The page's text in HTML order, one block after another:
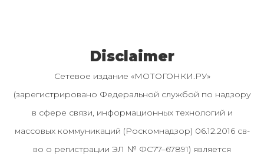
Disclaimer
Сетевое издание «МОТОГОНКИ.РУ»
(зарегистрировано Федеральной службой по надзору
в сфере связи, информационных технологий и
массовых коммуникаций (Роскомнадзор) 06.12.2016 св-
во о регистрации ЭЛ № ФС77–67891) является